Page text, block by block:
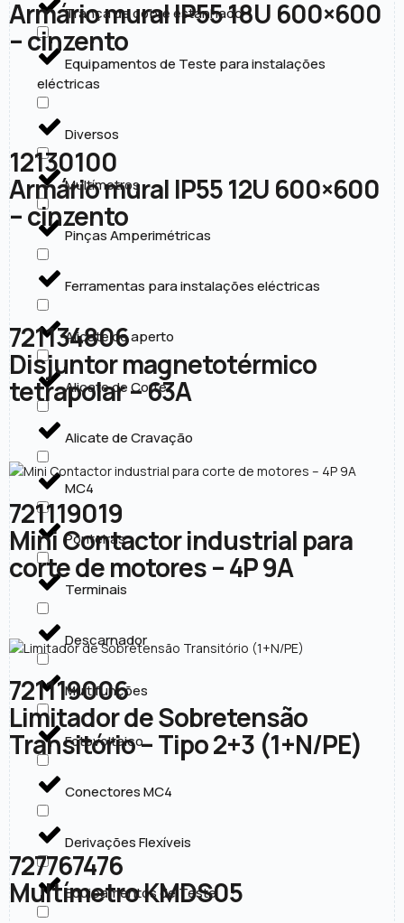
Trança de cobre estanhado
Equipamentos de Teste para instalações
eléctricas
Diversos
Multímetros
Pinças Amperimétricas
Ferramentas para instalações eléctricas
Alicate de aperto
Alicate de Corte
Alicate de Cravação
MC4
Ponteiras
Terminais
Descarnador
Multifunções
Fotovoltaico
Conectores MC4
Derivações Flexíveis
Equipamentos de Teste
Armário mural IP55 18U 600×600
– cinzento
12130100
Armário mural IP55 12U 600×600
– cinzento
721134806
Disjuntor magnetotérmico
tetrapolar – 63A
721119019
Mini Contactor industrial para
corte de motores – 4P 9A
721119006
Limitador de Sobretensão
Transitório – Tipo 2+3 (1+N/PE)
727767476
Multímetro KMDS05